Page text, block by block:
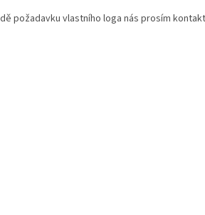
požadavku vlastního loga nás prosím